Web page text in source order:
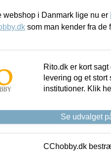
i Danmark lige nu er
som man kender fra de
Rito.dk er kort
levering og et
institutioner. Klik
Se udvalget
CChobby.dk